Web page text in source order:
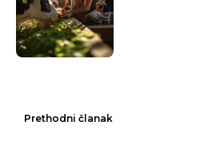
Prethodni članak